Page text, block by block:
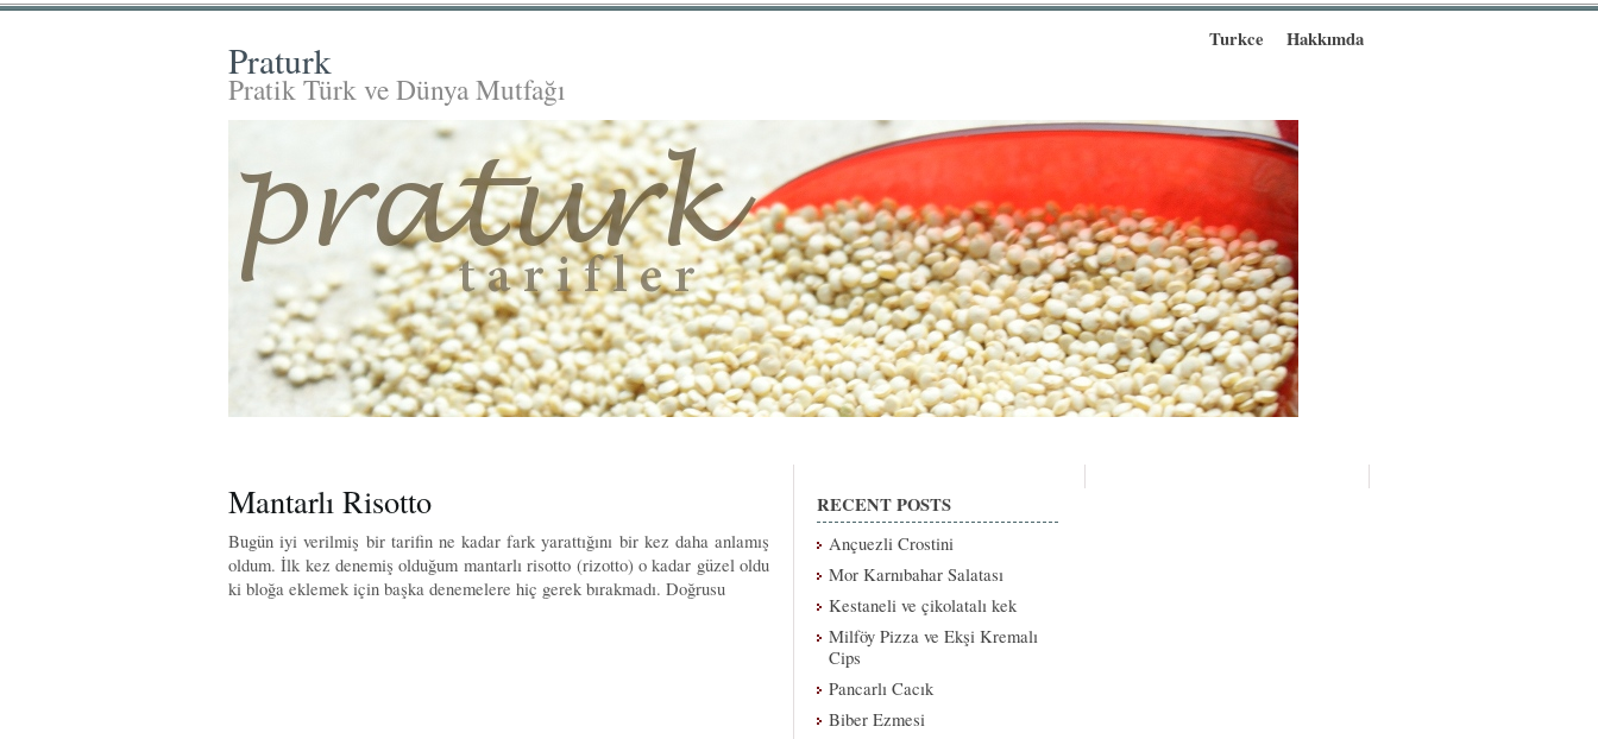
Turkce Hakkımda
Praturk
Pratik Türk ve Dünya Mutfağı
Mantarlı Risotto
Bugün iyi verilmiş bir tarifin ne kadar fark yarattığını bir kez daha anlamış
oldum. İlk kez denemiş olduğum mantarlı risotto (rizotto) o kadar güzel oldu
ki bloğa eklemek için başka denemelere hiç gerek bırakmadı. Doğrusu
RECENT POSTS
Ançuezli Crostini
Mor Karnıbahar Salatası
Kestaneli ve çikolatalı kek
Milföy Pizza ve Ekşi Kremalı
Cips
Pancarlı Cacık
Biber Ezmesi